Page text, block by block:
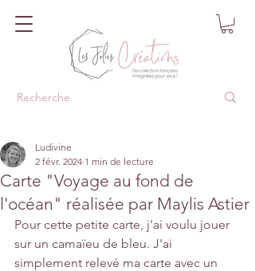
Carte "Voyage au fond de
l'océan" réalisée par Maylis Astier
Ludivine
2 févr. 2024 1 min de lecture
Pour cette petite carte, j'ai voulu jouer
sur un camaïeu de bleu. J'ai
simplement relevé ma carte avec un